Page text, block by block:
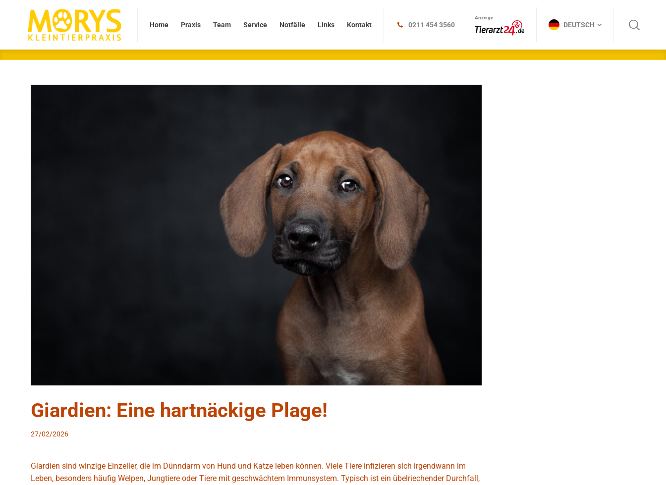
Home Praxis Team Service Notfälle Links Kontakt 0211 454 3560
Anzeige
DEUTSCH
Giardien: Eine hartnäckige Plage!
27/02/2026
Giardien sind winzige Einzeller, die im Dünndarm von Hund und Katze leben können. Viele Tiere infizieren sich irgendwann im
Leben, besonders häufig Welpen, Jungtiere oder Tiere mit geschwächtem Immunsystem. Typisch ist ein übelriechender Durchfall,